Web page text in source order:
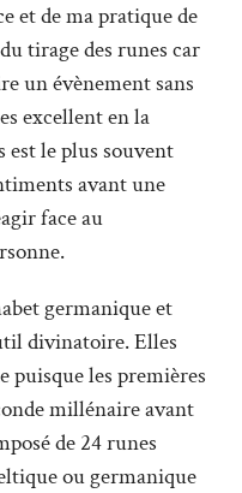
et de ma pratique de
tirage des runes car
un évènement sans
excellent en la
est le plus souvent
avant une
face au
germanique et
divinatoire. Elles
puisque les premières
millénaire avant
de 24 runes
ou germanique